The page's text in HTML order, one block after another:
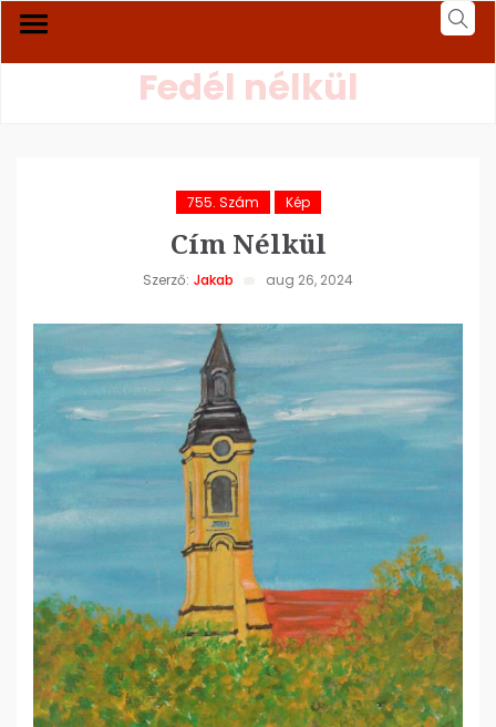
Fedél nélkül
755. Szám Kép
Cím Nélkül
Szerző: Jakab aug 26, 2024